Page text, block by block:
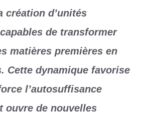
création d’unités
de transformer
matières premières en
Cette dynamique favorise
l’autosuffisance
ouvre de nouvelles